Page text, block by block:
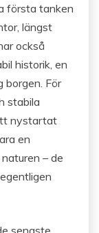
första tanken
längst
också
historik, en
borgen. För
stabila
nystartat
en
– de
senaste